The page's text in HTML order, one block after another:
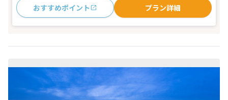
おすすめポイント プラン詳細